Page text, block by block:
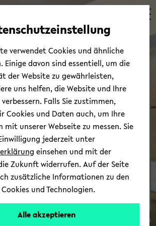
Automatische
vermeiden
zum
wechseln
zum
wechseln
zum
wechseln
Ter­mi­ne/News
© Uni­ver­si­tät Bie­le­feld
verwendet Cookies und ähnliche
Einige davon sind essentiell, um die
der Website zu gewährleisten,
uns helfen, die Website und Ihre
Falls Sie zustimmen,
Cookies und Daten auch, um Ihre
unserer Webseite zu messen. Sie
jederzeit unter
einsehen und mit der
Zukunft widerrufen. Auf der Seite
zusätzliche Informationen zu den
und Technologien.
Alle akzeptieren